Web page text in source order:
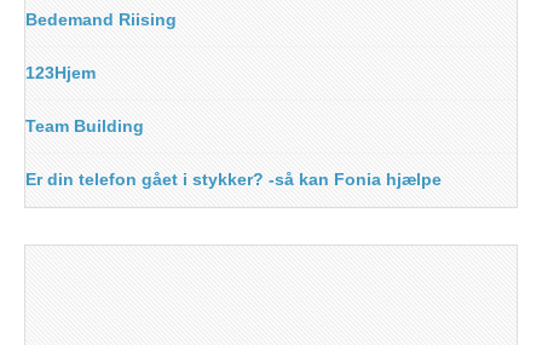
Bedemand Riising
123Hjem
Team Building
Er din telefon gået i stykker? -så kan Fonia hjælpe